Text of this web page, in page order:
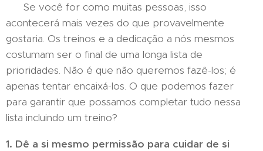
Se você for como muitas pessoas, isso
acontecerá mais vezes do que provavelmente
gostaria. Os treinos e a dedicação a nós mesmos
costumam ser o final de uma longa lista de
prioridades. Não é que não queremos fazê-los; é
apenas tentar encaixá-los. O que podemos fazer
para garantir que possamos completar tudo nessa
lista incluindo um treino?
1. Dê a si mesmo permissão para cuidar de si